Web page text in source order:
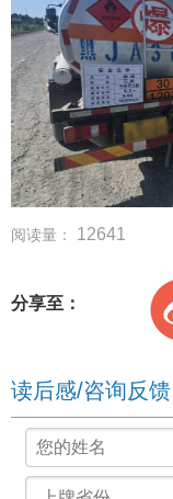
阅读量： 12641
分享至：
读后感/咨询反馈